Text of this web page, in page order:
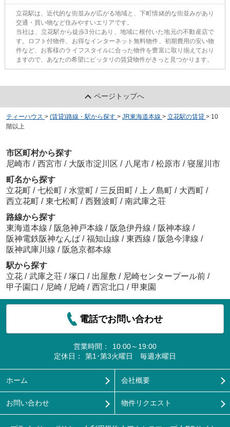
立花駅は、近代的な街並みが広がる地域と、下町情緒的な街並みがあり
交通・買い物など住みやすいエリアです。
当社は、立花駅から徒歩3分にあり、地域に根付いた地元の不動産店で
す。ロフト付物件、お得なインターネット無料物件、初期費用の安い物
件など、お客様のライフスタイルに合った物件を豊富に取り揃えており
ますので、あなたの希望にピッタリの賃貸物件がきっと見つかります。
ページトップへ
ティーハウス > (賃貸)路線・駅から探す > JR東海道本線 > 立花駅の賃貸 > 10
階以上
市区町村から探す
尼崎市 / 西宮市 / 大阪市淀川区 / 八尾市 / 松原市 / 寝屋川市
町名から探す
立花町 / 七松町 / 水堂町 / 三反田町 / 上ノ島町 / 大西町 /
西立花町 / 東七松町 / 西難波町 / 南武庫之荘
路線から探す
東海道本線 / 阪急神戸本線 / 阪急伊丹線 / 阪神本線 /
阪神電鉄阪神なんば / 福知山線 / 東西線 / 阪急今津線 /
阪神武庫川線 / 阪急京都本線
駅から探す
立花 / 武庫之荘 / 塚口 / 出屋敷 / 尼崎センタープール前 /
甲子園口 / 尼崎 / 尼崎 / 西宮北口 / 甲東園
電話でお問い合わせ
営業時間：
10:00～19:00
定休日：
第1･第3火曜日 毎週水曜日
ホーム 会社概要
お問い合わせ 物件リクエスト